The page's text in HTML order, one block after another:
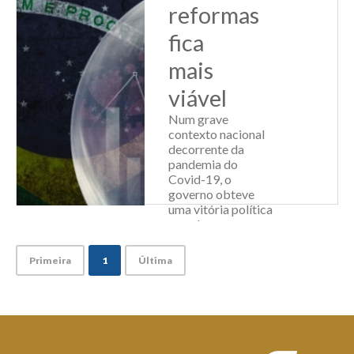
Serviços e Turismo
(CNC), recuou
1,5% em fevereiro,
caindo a 104,5
pontos. Apesar de
ter ...
Leia Mais
reformas
fica
mais
viável
Num grave
contexto nacional
decorrente da
pandemia do
Covid-19, o
governo obteve
uma vitória política
que abre
país segundo avalia
Primeira 1 Última